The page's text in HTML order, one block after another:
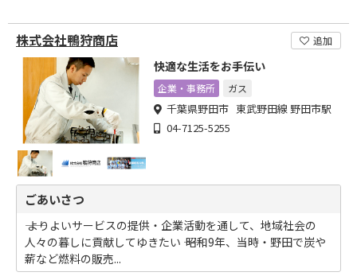
株式会社鴨狩商店 追加
快適な生活をお手伝い
企業・事務所 ガス
千葉県野田市 東武野田線 野田市駅
04-7125-5255
ごあいさつ
―― よりよいサービスの提供・企業活動を通して、地域社会の
人々の暮しに貢献してゆきたい ―― 昭和9年、当時・野田で炭や
薪など燃料の販売...